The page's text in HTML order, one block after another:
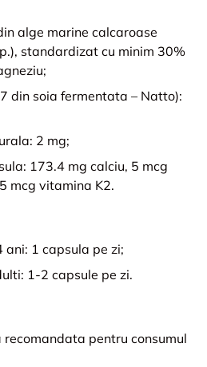
alge marine calcaroase
standardizat cu minim 30%
din soia fermentata – Natto):
2 mg;
173.4 mg calciu, 5 mcg
mcg vitamina K2.
ani: 1 capsula pe zi;
1-2 capsule pe zi.
pentru consumul